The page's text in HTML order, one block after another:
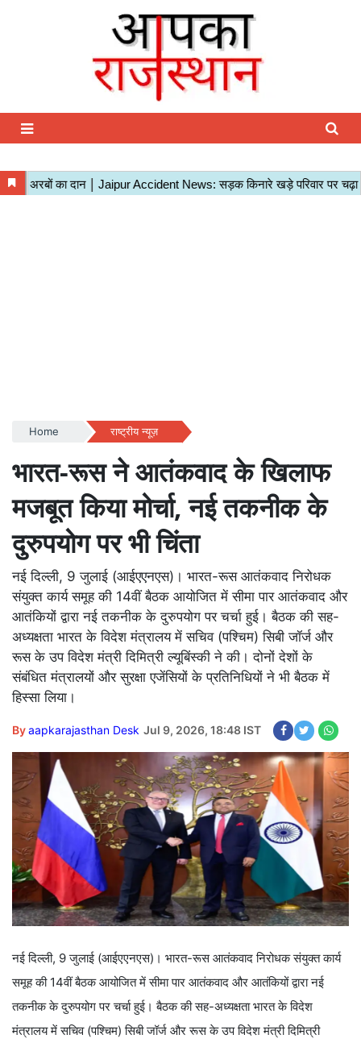
Home राष्ट्रीय न्यूज़
भारत-रूस ने आतंकवाद के खिलाफ
मजबूत किया मोर्चा, नई तकनीक के
दुरुपयोग पर भी चिंता
नई दिल्ली, 9 जुलाई (आईएएनएस)। भारत-रूस आतंकवाद निरोधक
संयुक्त कार्य समूह की 14वीं बैठक आयोजित में सीमा पार आतंकवाद और
आतंकियों द्वारा नई तकनीक के दुरुपयोग पर चर्चा हुई। बैठक की सह-
अध्यक्षता भारत के विदेश मंत्रालय में सचिव (पश्चिम) सिबी जॉर्ज और
रूस के उप विदेश मंत्री दिमित्री ल्यूबिंस्की ने की। दोनों देशों के
संबंधित मंत्रालयों और सुरक्षा एजेंसियों के प्रतिनिधियों ने भी बैठक में
हिस्सा लिया।
Byaapkarajasthan Desk Jul 9, 2026, 18:48 IST
नई दिल्ली, 9 जुलाई (आईएएनएस)। भारत-रूस आतंकवाद निरोधक संयुक्त कार्य
समूह की 14वीं बैठक आयोजित में सीमा पार आतंकवाद और आतंकियों द्वारा नई
तकनीक के दुरुपयोग पर चर्चा हुई। बैठक की सह-अध्यक्षता भारत के विदेश
मंत्रालय में सचिव (पश्चिम) सिबी जॉर्ज और रूस के उप विदेश मंत्री दिमित्री